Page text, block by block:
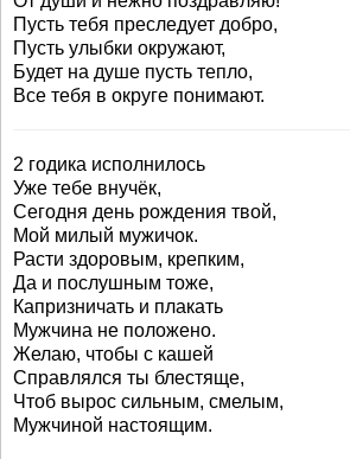
Пусть тебя преследует добро,
Пусть улыбки окружают,
Будет на душе пусть тепло,
Все тебя в округе понимают.
2 годика исполнилось
Уже тебе внучёк,
Сегодня день рождения твой,
Мой милый мужичок.
Расти здоровым, крепким,
Да и послушным тоже,
Капризничать и плакать
Мужчина не положено.
Желаю, чтобы с кашей
Справлялся ты блестяще,
Чтоб вырос сильным, смелым,
Мужчиной настоящим.